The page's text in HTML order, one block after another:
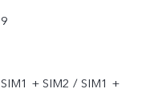
9
SIM1 + SIM2 / SIM1 +